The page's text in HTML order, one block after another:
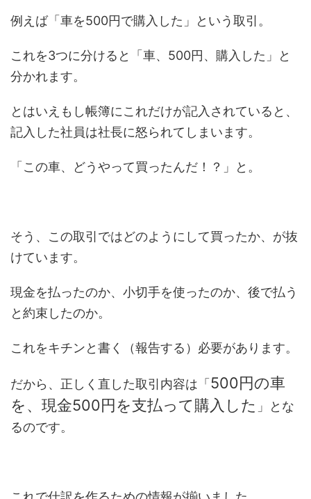
例えば「車を500円で購入した」という取引。
これを3つに分けると「車、500円、購入した」と
分かれます。
とはいえもし帳簿にこれだけが記入されていると、
記入した社員は社長に怒られてしまいます。
「この車、どうやって買ったんだ！？」と。
そう、この取引ではどのようにして買ったか、が抜
けています。
現金を払ったのか、小切手を使ったのか、後で払う
と約束したのか。
これをキチンと書く（報告する）必要があります。
だから、正しく直した取引内容は「500円の車
を、現金500円を支払って購入した 」とな
るのです。